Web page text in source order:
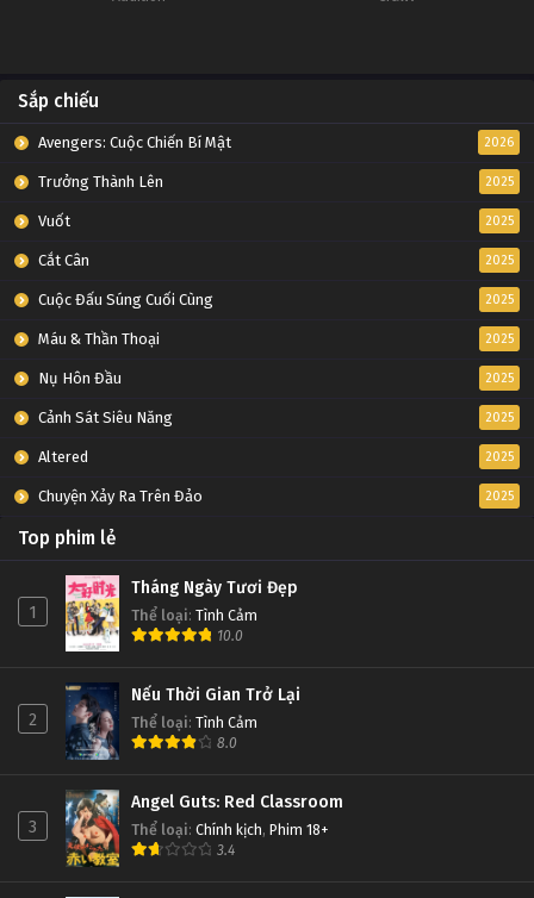
Sắp chiếu
Avengers: Cuộc Chiến Bí Mật 2026
Trưởng Thành Lên 2025
Vuốt 2025
Cắt Cân 2025
Cuộc Đấu Súng Cuối Cùng 2025
Máu & Thần Thoại 2025
Nụ Hôn Đầu 2025
Cảnh Sát Siêu Năng 2025
Altered 2025
Chuyện Xảy Ra Trên Đảo 2025
Top phim lẻ
1
Tháng Ngày Tươi Đẹp
Thể loại: Tình Cảm
10.0
2
Nếu Thời Gian Trở Lại
Thể loại: Tình Cảm
8.0
3
Angel Guts: Red Classroom
Thể loại: Chính kịch, Phim 18+
3.4